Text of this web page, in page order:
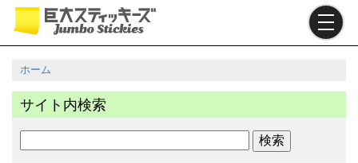
テ パ
ン
く
ず
ホーム
サイト内検索
索